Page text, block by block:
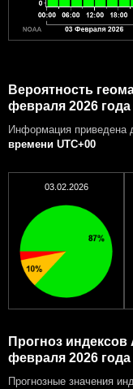
Вероятность
февраля 2026 года
Информация приведена
времени UTC+00
03.02.2026
Прогноз индексов
февраля 2026 года
Прогнозные значения